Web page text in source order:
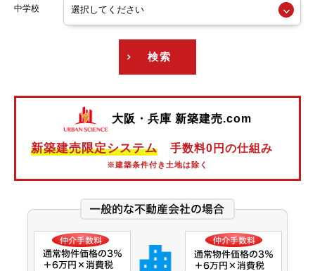
阪急甲陽線
阪急千里線
阪神本線
阪神なんば線
北大阪急行電鉄
能勢電鉄
中学校
検索
大阪・兵庫 新築建売.com
新築建売限定システム 手数料0円の仕組み
※建築条件付き土地は除く